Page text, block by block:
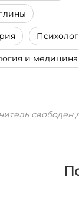
и медицина
свободен